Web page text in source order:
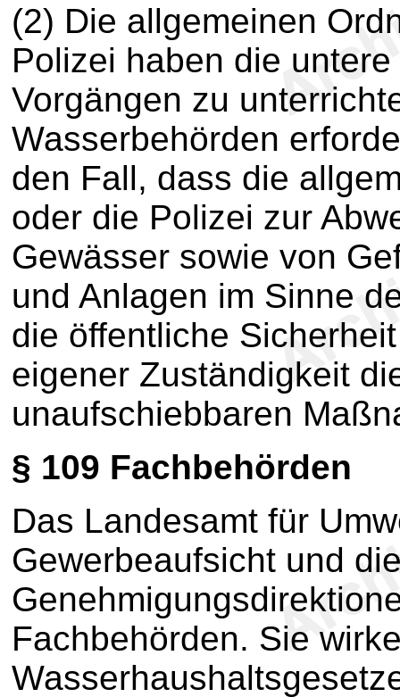
(2) Die allgemeinen
Polizei haben die
Vorgängen zu
Wasserbehörden
den Fall, dass die
oder die Polizei zur
Gewässer sowie von
und Anlagen im Sinne
die öffentliche
eigener Zuständigkeit
unaufschiebbaren
§ 109 Fachbehörden
Das Landesamt für
Gewerbeaufsicht und
Fachbehörden. Sie